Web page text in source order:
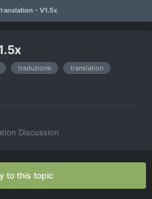
- V1.5x
traduzione translation
Discussion
to this topic